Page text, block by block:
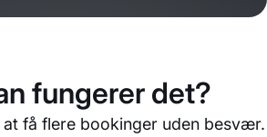
fungerer det?
at få flere bookinger uden besvær.